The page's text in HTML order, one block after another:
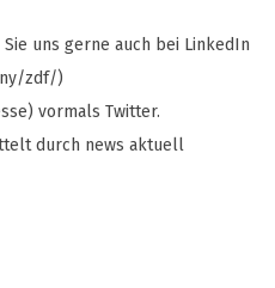
uns gerne auch bei LinkedIn
zdf/)
vormals Twitter.
durch news aktuell